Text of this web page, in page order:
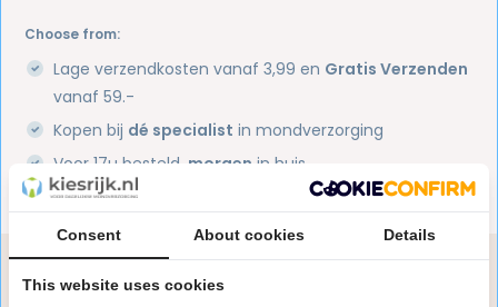
Choose from:
Lage verzendkosten vanaf 3,99 en Gratis Verzenden
vanaf 59.-
Kopen bij dé specialist in mondverzorging
Voor 17u besteld, morgen in huis
1 miljoen+tevreden klanten
Consent About cookies Details
This website uses cookies